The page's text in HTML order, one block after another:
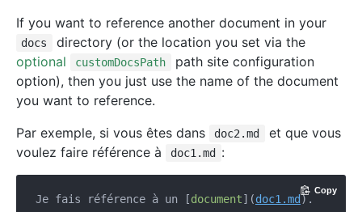
If you want to reference another document in your
docs
directory (or the location you set via the
optional
customDocsPath
path site configuration
option), then you just use the name of the document
you want to reference.
Par exemple, si vous êtes dans
doc2.md
et que vous
voulez faire référence à
doc1.md :
Je fais référence à un [document](doc1.md
Copy